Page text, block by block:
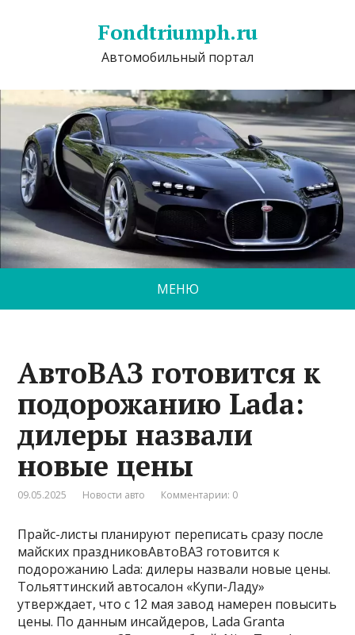
Fondtriumph.ru
Автомобильный портал
МЕНЮ
АвтоВАЗ готовится к
подорожанию Lada:
дилеры назвали
новые цены
09.05.2025 Новости авто Комментарии: 0
Прайс-листы планируют переписать сразу после
майских праздниковАвтоВАЗ готовится к
подорожанию Lada: дилеры назвали новые цены.
Тольяттинский автосалон «Купи-Ладу»
утверждает, что с 12 мая завод намерен повысить
цены. По данным инсайдеров, Lada Granta